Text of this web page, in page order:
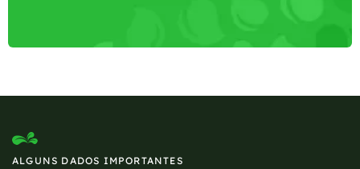
ALGUNS DADOS IMPORTANTES